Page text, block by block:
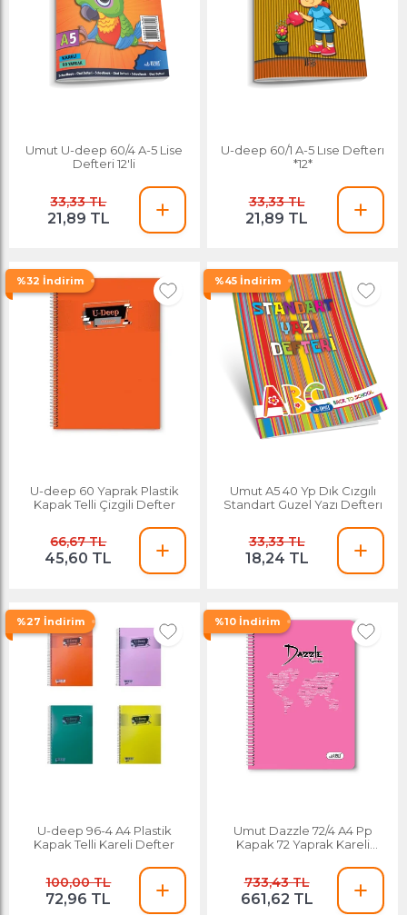
Umut U-deep 60/4 A-5 Lise
Defteri 12'li
33,33 TL
21,89 TL
U-deep 60/1 A-5 Lıse Defterı
*12*
33,33 TL
21,89 TL
%32 İndirim
U-deep 60 Yaprak Plastik
Kapak Telli Çizgili Defter
66,67 TL
45,60 TL
%45 İndirim
Umut A5 40 Yp Dık Cızgılı
Standart Guzel Yazı Defterı
33,33 TL
18,24 TL
%27 İndirim
U-deep 96-4 A4 Plastik
Kapak Telli Kareli Defter
100,00 TL
72,96 TL
%10 İndirim
Umut Dazzle 72/4 A4 Pp
Kapak 72 Yaprak Kareli
733,43 TL
661,62 TL